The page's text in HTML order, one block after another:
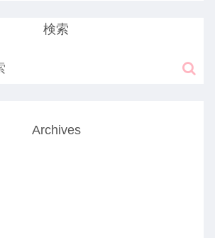
検索
Archives